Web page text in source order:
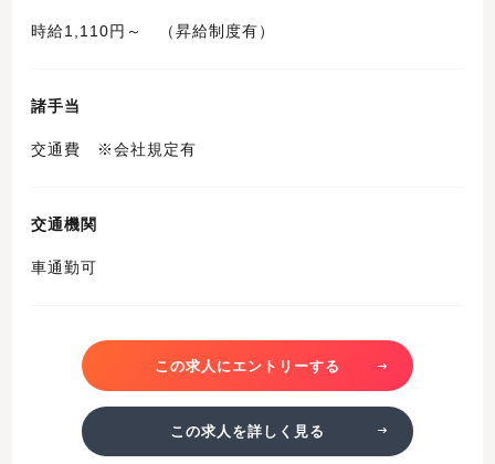
時給1,110円～ （昇給制度有）
諸手当
交通費 ※会社規定有
交通機関
車通勤可
この求人にエントリーする
この求人を詳しく見る